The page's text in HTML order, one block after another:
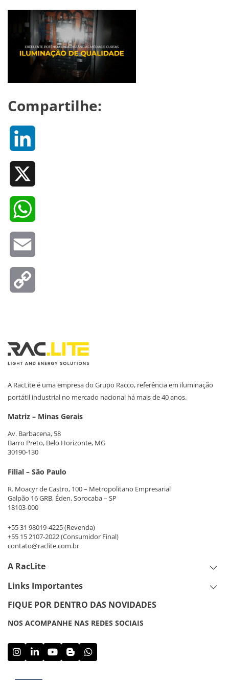
Compartilhe:
A RacLite é uma empresa do Grupo Racco, referência em iluminação
portátil industrial no mercado nacional há mais de 40 anos.
Matriz – Minas Gerais
Av. Barbacena, 58
Barro Preto, Belo Horizonte, MG
30190-130
Filial – São Paulo
R. Moacyr de Castro, 100 – Metropolitano Empresarial
Galpão 16 GRB, Éden, Sorocaba – SP
18103-000
+55 31 98019-4225(Revenda)
+55 15 2107-2022(Consumidor Final)
contato@raclite.com.br
A RacLite
Links Importantes
FIQUE POR DENTRO DAS NOVIDADES
NOS ACOMPANHE NAS REDES SOCIAIS